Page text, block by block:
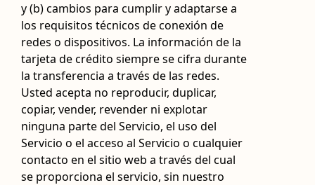
y (b) cambios para cumplir y adaptarse a
los requisitos técnicos de conexión de
redes o dispositivos. La información de la
tarjeta de crédito siempre se cifra durante
la transferencia a través de las redes.
Usted acepta no reproducir, duplicar,
copiar, vender, revender ni explotar
ninguna parte del Servicio, el uso del
Servicio o el acceso al Servicio o cualquier
contacto en el sitio web a través del cual
se proporciona el servicio, sin nuestro